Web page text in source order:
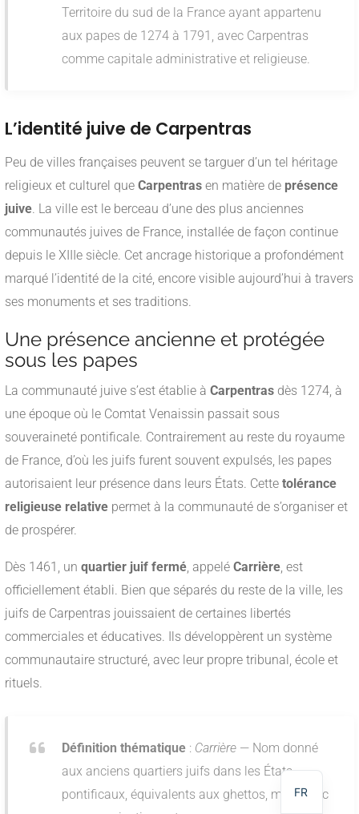
Territoire du sud de la France ayant appartenu
aux papes de 1274 à 1791, avec Carpentras
comme capitale administrative et religieuse.
L’identité juive de Carpentras
Peu de villes françaises peuvent se targuer d’un tel héritage
religieux et culturel que Carpentras en matière de présence
juive. La ville est le berceau d’une des plus anciennes
communautés juives de France, installée de façon continue
depuis le XIIIe siècle. Cet ancrage historique a profondément
marqué l’identité de la cité, encore visible aujourd’hui à travers
ses monuments et ses traditions.
Une présence ancienne et protégée
sous les papes
La communauté juive s’est établie à Carpentras dès 1274, à
une époque où le Comtat Venaissin passait sous
souveraineté pontificale. Contrairement au reste du royaume
de France, d’où les juifs furent souvent expulsés, les papes
autorisaient leur présence dans leurs États. Cette tolérance
religieuse relative permet à la communauté de s’organiser et
de prospérer.
Dès 1461, un quartier juif fermé, appelé Carrière, est
officiellement établi. Bien que séparés du reste de la ville, les
juifs de Carpentras jouissaient de certaines libertés
commerciales et éducatives. Ils développèrent un système
communautaire structuré, avec leur propre tribunal, école et
rituels.
Définition thématique : Carrière — Nom donné
aux anciens quartiers juifs dans les États
pontificaux, équivalents aux ghettos, mais avec
FR